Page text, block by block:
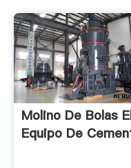
Molino De Bolas
Equipo De